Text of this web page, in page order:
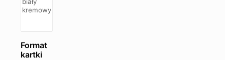
Format
kartki